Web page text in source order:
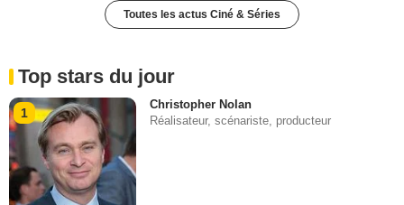
Toutes les actus Ciné & Séries
Top stars du jour
1
Christopher Nolan
Réalisateur, scénariste, producteur